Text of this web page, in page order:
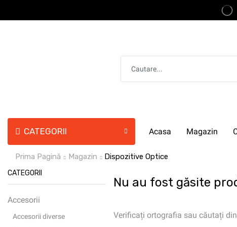
CATEGORII Acasa Magazin
Prima Pagină Magazin Dispozitive Optice
Nu au fost găsite
Verificați ortografia sau căutați
CATEGORII
Accesorii
Accesorii diverse